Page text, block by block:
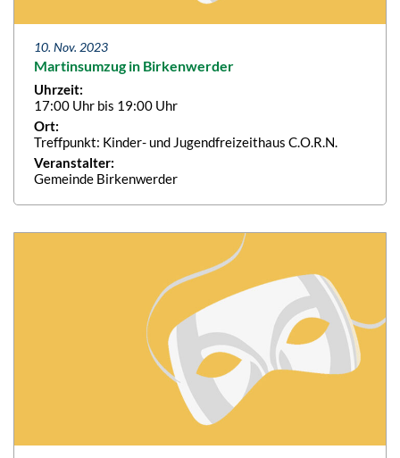
10. Nov. 2023
Martinsumzug in Birkenwerder
Uhrzeit:
17:00 Uhr bis 19:00 Uhr
Ort:
Treffpunkt: Kinder- und Jugendfreizeithaus C.O.R.N.
Veranstalter:
Gemeinde Birkenwerder